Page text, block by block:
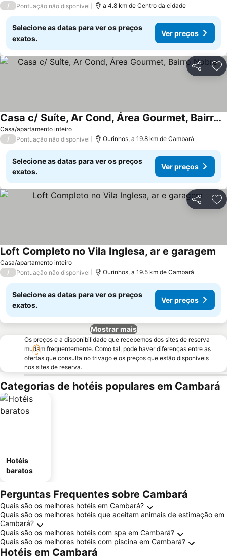
/ Pontuação não disponível a 4.8 km de Centro da cidade
Selecione as datas para ver os preços
exatos.
Ver preços
Partilhar
Casa/apartamento inteiro
Casa c/ Suíte, Ar Cond, Área Gourmet, Bairro Nobre
/ Pontuação não disponível Ourinhos, a 19.8 km de Cambará
Selecione as datas para ver os preços
exatos.
Ver preços
Partilhar
Casa/apartamento inteiro
Loft Completo no Vila Inglesa, ar e garagem
/ Pontuação não disponível Ourinhos, a 19.5 km de Cambará
Selecione as datas para ver os preços
exatos.
Ver preços
Mostrar mais
Os preços e a disponibilidade que recebemos dos sites de reserva
mudam frequentemente. Como tal, pode haver diferenças entre as
ofertas que consulta no trivago e os preços que estão disponíveis
nos sites de reserva.
Categorias de hotéis populares em Cambará
Hotéis
baratos
Perguntas Frequentes sobre Cambará
Quais são os melhores hotéis em Cambará?
Quais são os melhores hotéis que aceitam animais de estimação em
Cambará?
Quais são os melhores hotéis com spa em Cambará?
Quais são os melhores hotéis com piscina em Cambará?
Hotéis em Cambará